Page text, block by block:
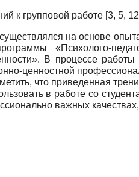
к групповой работе [3, 5,
на основе
«Психолого-
В процессе
ценностной
что приведенная
в работе со
важных